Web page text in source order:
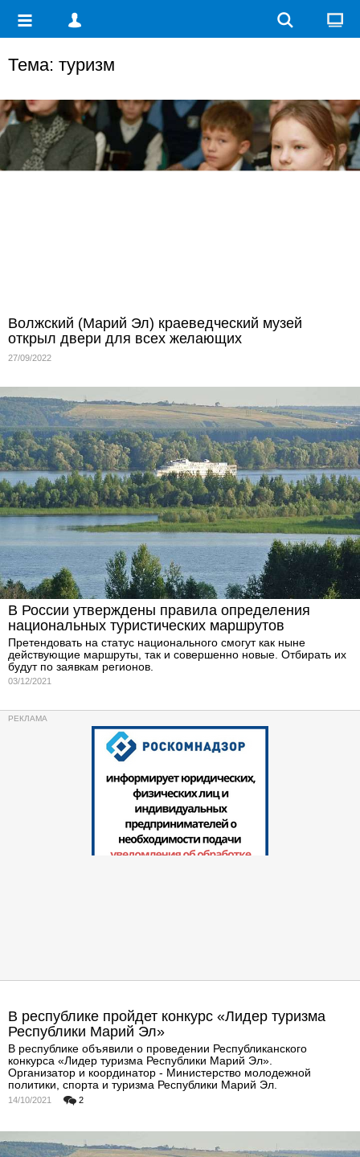
Тема: туризм
Волжский (Марий Эл) краеведческий музей
открыл двери для всех желающих
27/09/2022
В России утверждены правила определения
национальных туристических маршрутов
Претендовать на статус национального смогут как ныне
действующие маршруты, так и совершенно новые. Отбирать их
будут по заявкам регионов.
03/12/2021
В республике пройдет конкурс «Лидер туризма
Республики М​арий Эл»
В республике объявили о проведении Республиканского
конкурса «Лидер туризма Республики М​арий Эл».
Организатор и координатор - Министерство молодежной
политики, спорта и туризма Республики Марий Эл.
14/10/2021 2